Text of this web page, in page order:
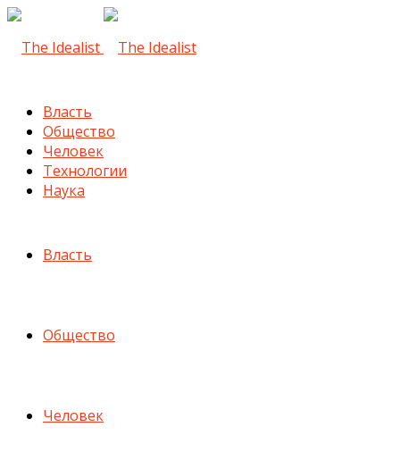
Власть
Общество
Человек
Технологии
Наука
Власть
Общество
Человек